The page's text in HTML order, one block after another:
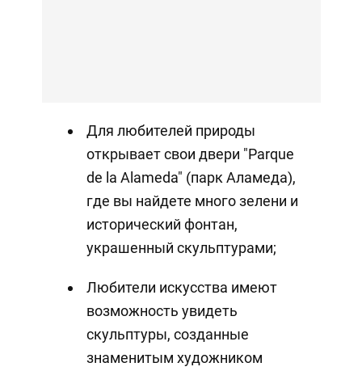
Для любителей природы
открывает свои двери "Parque
de la Alameda" (парк Аламеда),
где вы найдете много зелени и
исторический фонтан,
украшенный скульптурами;
Любители искусства имеют
возможность увидеть
скульптуры, созданные
знаменитым художником